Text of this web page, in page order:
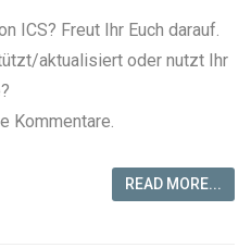
ICS? Freut Ihr Euch darauf.
aktualisiert oder nutzt Ihr
Kommentare.
READ MORE...